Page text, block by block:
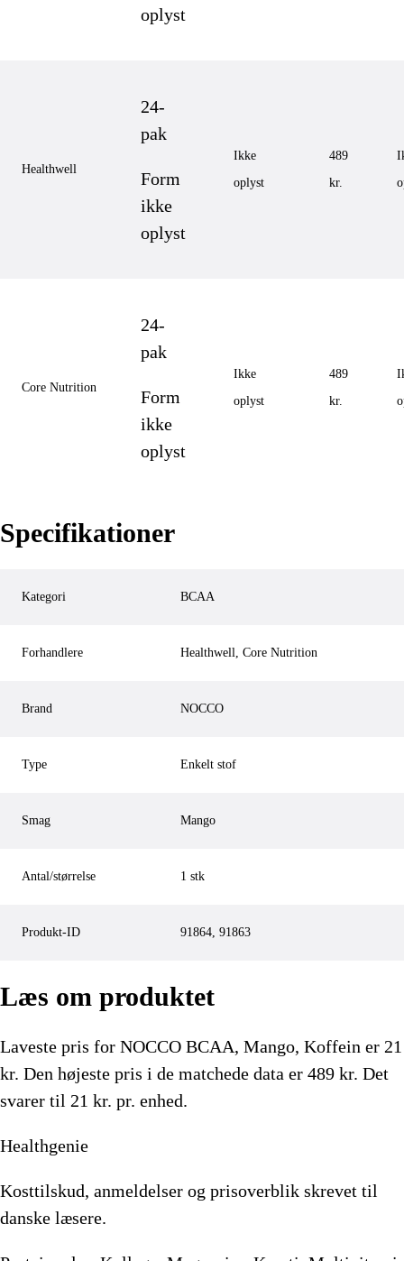
oplyst
Healthwell
24-
pak
Form
ikke
oplyst
Ikke
oplyst
489
kr.
Core Nutrition
24-
pak
Form
ikke
oplyst
Ikke
oplyst
489
kr.
Specifikationer
Kategori BCAA
Forhandlere Healthwell, Core Nutrition
Brand NOCCO
Type Enkelt stof
Smag Mango
Antal/størrelse 1 stk
Produkt-ID 91864, 91863
Læs om produktet
Laveste pris for NOCCO BCAA, Mango, Koffein er 21
kr. Den højeste pris i de matchede data er 489 kr. Det
svarer til 21 kr. pr. enhed.
Healthgenie
Kosttilskud, anmeldelser og prisoverblik skrevet til
danske læsere.